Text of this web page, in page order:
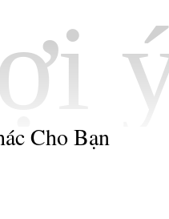
Cho Bạn